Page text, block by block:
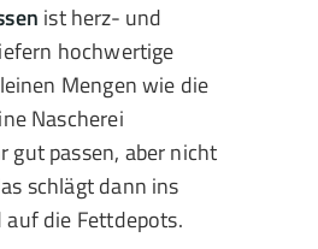
ist herz- und
hochwertige
Mengen wie die
Nascherei
gut passen, aber nicht
schlägt dann ins
die Fettdepots.